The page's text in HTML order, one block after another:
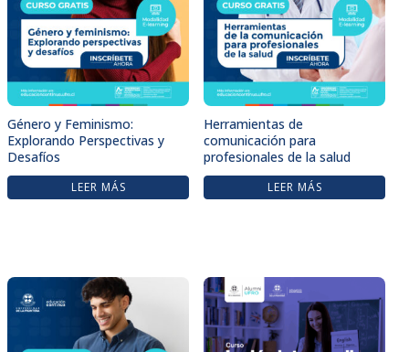
Género y Feminismo:
Explorando Perspectivas y
Desafíos
LEER MÁS
Herramientas de
comunicación para
profesionales de la salud
LEER MÁS